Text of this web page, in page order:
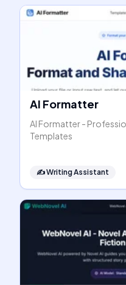
AI Formatter
AI Formatter -
Templates
✍️Writing Assistant